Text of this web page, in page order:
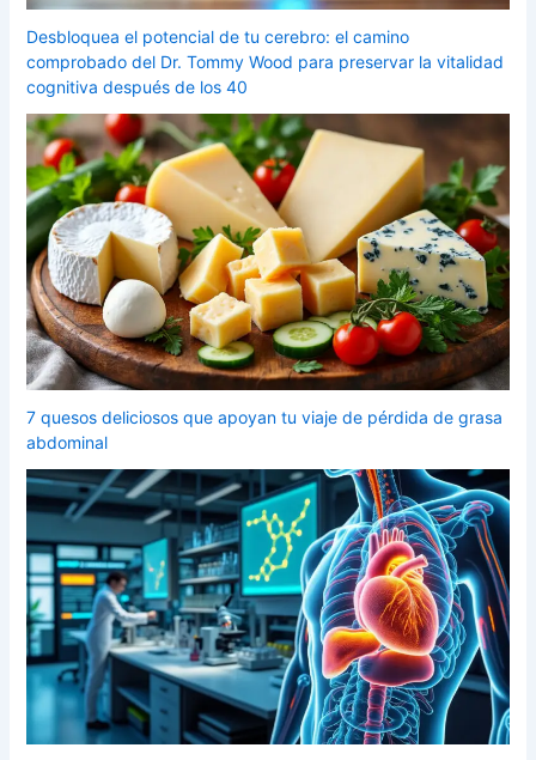
Desbloquea el potencial de tu cerebro: el camino
comprobado del Dr. Tommy Wood para preservar la vitalidad
cognitiva después de los 40
7 quesos deliciosos que apoyan tu viaje de pérdida de grasa
abdominal